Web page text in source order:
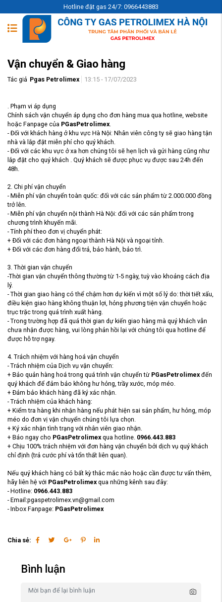
Hotline đặt gas 24/7: 0966443883
Vận chuyển & Giao hàng
Tác giả Pgas Petrolimex 13:15 - 17/07/2023
. Phạm vi áp dụng
Chính sách vận chuyển áp dụng cho đơn hàng mua qua hotline, website
hoặc Fanpage của PGasPetrolimex.
- Đối với khách hàng ở khu vực Hà Nội: Nhân viên công ty sẽ giao hàng tận
nhà và lắp đặt miễn phí cho quý khách.
- Đối với các khu vực ở xa hơn chúng tôi sẽ hẹn lịch và gửi hàng cũng như
lắp đặt cho quý khách . Quý khách sẽ được phục vụ được sau 24h đến
48h.
2. Chi phí vận chuyển
- Miễn phí vận chuyển toàn quốc: đối với các sản phẩm từ 2.000.000 đồng
trở lên.
- Miễn phí vận chuyển nội thành Hà Nội: đối với các sản phẩm trong
chương trình khuyến mãi.
- Tính phí theo đơn vị chuyển phát:
+ Đối với các đơn hàng ngoại thành Hà Nội và ngoại tỉnh.
+ Đối với các đơn hàng đổi trả, bảo hành, bảo trì.
3. Thời gian vận chuyển
-Thời gian vận chuyển thông thường từ 1-5 ngày, tuỳ vào khoảng cách địa
lý.
- Thời gian giao hàng có thể chậm hơn dự kiến vì một số lý do: thời tiết xấu,
điều kiện giao hàng không thuận lợi, hỏng phương tiện vận chuyển hoặc
trục trặc trong quá trình xuất hàng.
- Trong trường hợp đã quá thời gian dự kiến giao hàng mà quý khách vẫn
chưa nhận được hàng, vui lòng phản hồi lại với chúng tôi qua hotline để
được hỗ trợ ngay.
4. Trách nhiệm với hàng hoá vận chuyển
- Trách nhiệm của Dịch vụ vận chuyển:
+ Bảo quản hàng hoá trong quá trình vận chuyển từ PGasPetrolimexđến
quý khách để đảm bảo không hư hỏng, trầy xước, móp méo.
+ Đảm bảo khách hàng đã ký xác nhận.
- Trách nhiệm của khách hàng:
+ Kiểm tra hàng khi nhận hàng nếu phát hiện sai sản phẩm, hư hỏng, móp
méo do đơn vị vận chuyển chúng tôi lựa chọn.
+ Ký xác nhận tình trạng với nhân viên giao nhận.
+ Báo ngay cho PGasPetrolimex qua hotline. 0966.443.883
+ Chịu 100% trách nhiệm với đơn hàng vận chuyển bởi dịch vụ quý khách
chỉ định (trả cước phí và tổn thất liên quan).
Nếu quý khách hàng có bất kỳ thắc mắc nào hoặc cần được tư vấn thêm,
hãy liên hệ với PGasPetrolimex qua những kênh sau đây:
- Hotline: 0966.443.883
- Email:pgaspetrolimex.vn@gmail.com
- Inbox Fanpage: PGasPetrolimex
Chia sẻ:
Bình luận